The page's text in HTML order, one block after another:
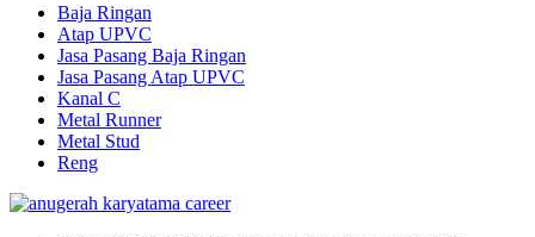
Baja Ringan
Atap UPVC
Jasa Pasang Baja Ringan
Jasa Pasang Atap UPVC
Kanal C
Metal Runner
Metal Stud
Reng